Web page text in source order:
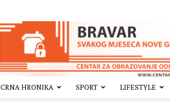
CRNA HRONIKA SPORT LIFESTYLE